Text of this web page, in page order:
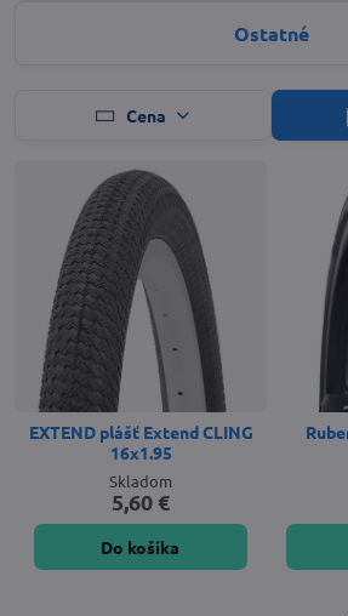
Ostatné
Cena
EXTEND plášť Extend CLING
16x1.95
Skladom
5,60 €
Do košíka